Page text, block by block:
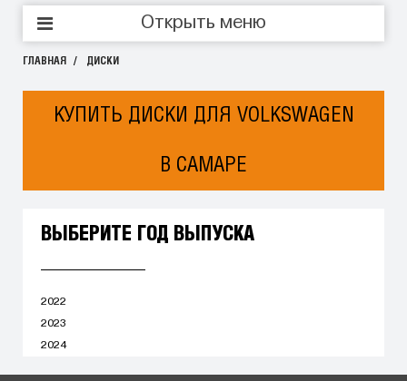
Открыть меню
ГЛАВНАЯ ДИСКИ
КУПИТЬ ДИСКИ ДЛЯ VOLKSWAGEN
В САМАРЕ
ВЫБЕРИТЕ ГОД ВЫПУСКА
2022
2023
2024